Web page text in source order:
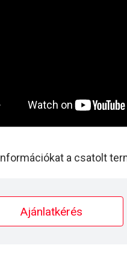
a csatolt
Ajánlatkérés